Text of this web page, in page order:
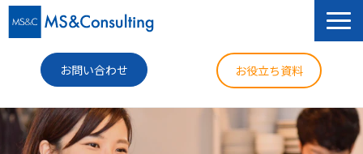
お問い合わせ お役立ち資料
サービス